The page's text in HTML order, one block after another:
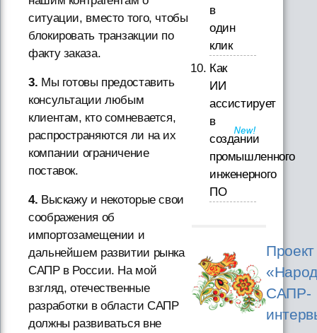
ситуации, вместо того, чтобы
блокировать транзакции по
факту заказа.
3. Мы готовы предоставить
консультации любым
клиентам, кто сомневается,
распространяются ли на их
компании ограничение
поставок.
4. Выскажу и некоторые свои
соображения об
импортозамещении и
дальнейшем развитии рынка
САПР в России. На мой
взгляд, отечественные
разработки в области САПР
должны развиваться вне
в
один
клик
Как
ИИ
ассистирует
в
создании
промышленного
инженерного
ПО
Проект
САПР-